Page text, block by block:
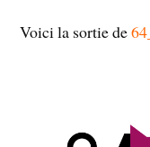
Voici la sortie de